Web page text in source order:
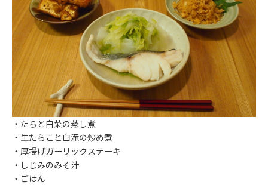
・たらと白菜の蒸し煮
・生たらこと白滝の炒め煮
・厚揚げガーリックステーキ
・しじみのみそ汁
・ごはん